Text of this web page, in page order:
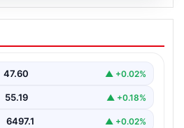
Bir Adım: Emlak
Kendi Kendini
prestijli ve yenilikçi
Gayrimenkul Geliştirme, dikkat
47.60 ▲ +0.02%
55.19 ▲ +0.18%
6497.1 ▲ +0.02%